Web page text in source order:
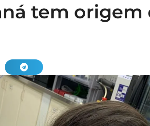
tem origem